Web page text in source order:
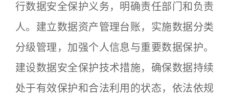
行数据安全保护义务，明确责任部门和负责
人。建立数据资产管理台账，实施数据分类
分级管理，加强个人信息与重要数据保护。
建设数据安全保护技术措施，确保数据持续
处于有效保护和合法利用的状态，依法依规